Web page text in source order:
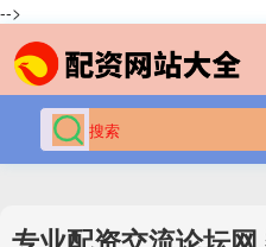
-->